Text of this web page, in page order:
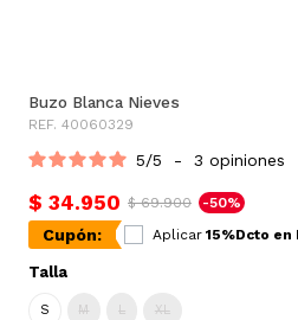
Buzo Blanca Nieves
REF. 40060329
5/5 - 3 opiniones
$ 34.950 $ 69.900 -50%
Cupón: Aplicar 15%Dcto
Talla
S M L XL